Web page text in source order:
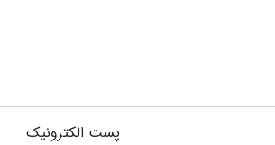
پست الکترونیک